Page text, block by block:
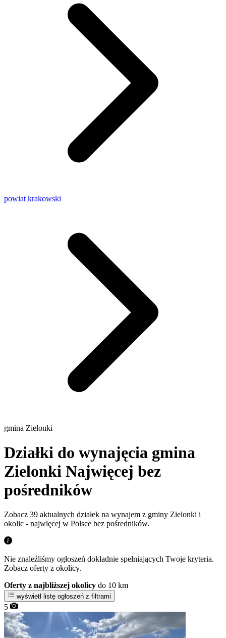
powiat krakowski
gmina Zielonki
Działki do wynajęcia gmina
Zielonki Najwięcej bez
pośredników
Zobacz 39 aktualnych działek na wynajem z gminy Zielonki i
okolic - najwięcej w Polsce bez pośredników.
Nie znaleźliśmy ogłoszeń dokładnie spełniających Twoje kryteria.
Zobacz oferty z okolicy.
Oferty z najbliższej okolicy do 10 km
wyświetl listę ogłoszeń z filtrami
5